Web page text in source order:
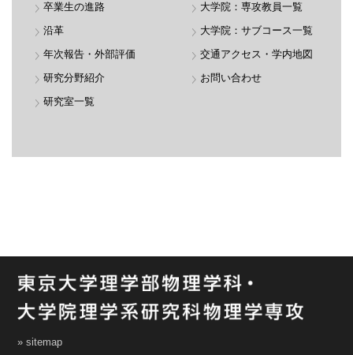
卒業生の進路
沿革
年次報告・外部評価
研究分野紹介
研究室一覧
大学院：専攻教員一覧
大学院：サブコース一覧
交通アクセス・学内地図
お問い合わせ
» sitemap